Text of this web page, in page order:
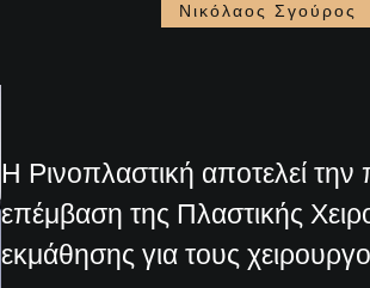
Νικόλαος Σγούρος
Η Ρινοπλαστική αποτελεί
επέμβαση της Πλαστικής
εκμάθησης για τους